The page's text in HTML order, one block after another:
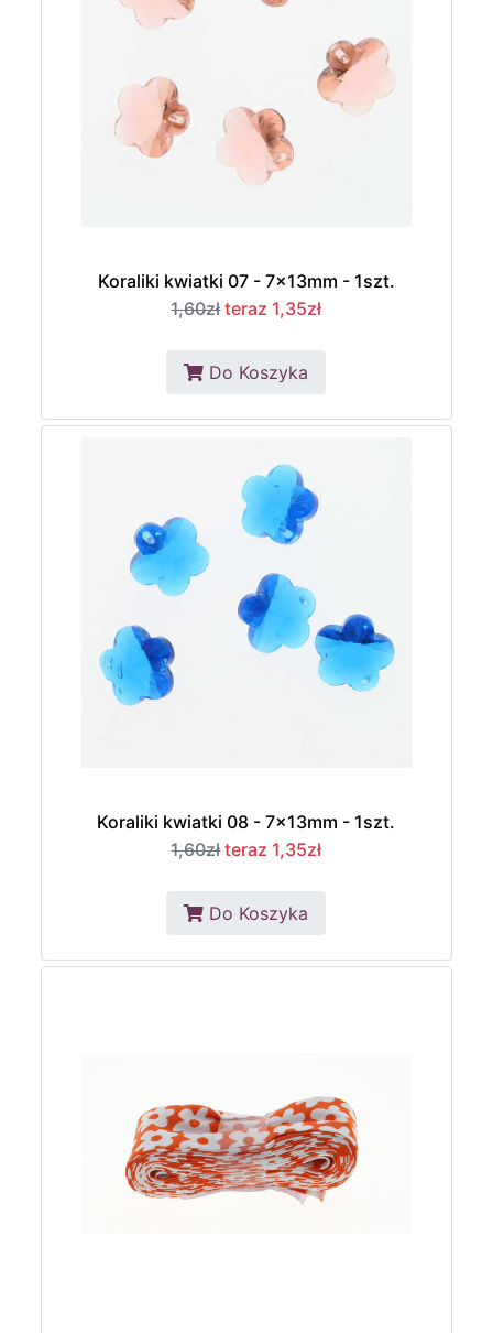
Koraliki kwiatki 07 - 7x13mm - 1szt.
1,60zł teraz 1,35zł
Do Koszyka
Koraliki kwiatki 08 - 7x13mm - 1szt.
1,60zł teraz 1,35zł
Do Koszyka